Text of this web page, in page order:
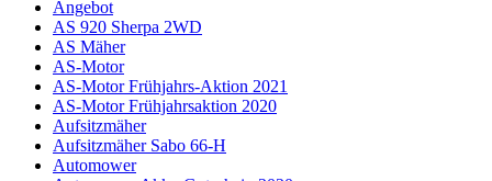
Angebot
AS 920 Sherpa 2WD
AS Mäher
AS-Motor
AS-Motor Frühjahrs-Aktion 2021
AS-Motor Frühjahrsaktion 2020
Aufsitzmäher
Aufsitzmäher Sabo 66-H
Automower